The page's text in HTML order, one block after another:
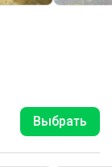
Выбрать